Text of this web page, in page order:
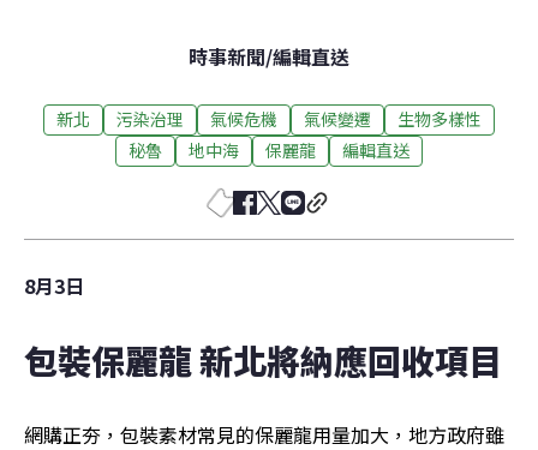
時事新聞/編輯直送
新北 污染治理 氣候危機 氣候變遷
生物多樣性
秘魯
地中海 保麗龍 編輯直送
8月3日
包裝保麗龍 新北將納應回收項目
網購正夯，包裝素材常見的保麗龍用量加大，地方政府雖